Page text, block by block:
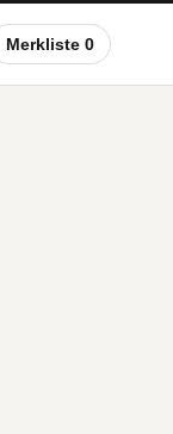
Merkliste 0